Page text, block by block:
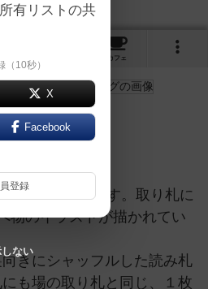
カフェ
取り
札が広げられます。取り札に
物のイラストが描かれてい
きにシャッフルした読み札
も場の取り札と同じ、１枚
有リストの共
（10秒）
X
Facebook
登録
ない